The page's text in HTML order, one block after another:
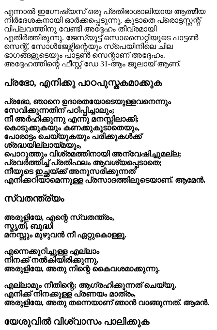
എന്നാൽ ഇഗ്നേഷ്യസ് ഒരു പ്രതിഭാശാലിയായ ആത്മീയ
നിര്‍ദേശകനായി ഓർക്കപ്പെടുന്നു, കൂടാതെ പ്രൊട്ടസ്റ്റന്റ്
വിപ്ലവത്തിനു വേണ്ടി അദ്ദേഹം തീവ്രമായി
എതിർത്തിരുന്നു. ജേസ്യൂട്ട് സൊസൈറ്റിയുടെ പാട്ടൺ
സെന്റ്, സോൾജേഴ്സിന്റെയും സ്പെയിനിലെ ചില
ഭാഗങ്ങളുടെയും പാട്ടൺ സെന്റാണ് അദ്ദേഹം.
അദ്ദേഹത്തിന്റെ ഫീസ്റ്റ് ഡേ 31-ആം ജൂലായ് ആണ്.
പ്രഭോ, എനിക്കു പാഠപുസ്തകമാക്കുക
പ്രഭോ, ഞാനെ ഉദാരതയോടെയുള്ളവനെന്നും
സേവിക്കുന്നതിന് പഠിപ്പിച്ചാലും;
നീ അർഹിക്കുന്നു എന്നു മനസ്സിലാക്കി;
കൊടുക്കുകയും കണക്കുകൂടാതെയും,
പോരാട്ടം ചെയ്യുകയും പരിക്കുകൾക്ക്
ശ്രദ്ധയില്ലായ്മയും,
പൊറുത്തും വിശ്രമത്തിനായി അന്വേഷിച്ചുമല്ല;
പ്രവർത്തിച്ച് പ്രതിഫലം ആവശ്യപ്പെടാതെ;
നീയുടെ ഇച്ഛയ്ക്ക് അനുസരിക്കുന്നത്
എനിക്കറിയാമെന്നുള്ള പ്രസാദത്തിലൂടെയാണ്. ആമേൻ.
സ്വതന്ത്ര്യം
അരുളിയേ, എന്റെ സ്വതന്ത്രം,
സ്മൃതി, ബുദ്ധി
മനസ്സും മുഴുവൻ നീ ഏറ്റുകൊള്ളൂ.
എന്നെക്കുറിച്ചുള്ള എല്ലാം
നിനക്ക് നൽകിയിരിക്കുന്നു,
അരുളിയേ, അതു നിന്റെ കൈവശമാക്കുന്നു.
എല്ലാമും നീതിന്റെ; ആഗ്രഹിക്കുന്നത് ചെയ്യൂ.
എനിക്ക് നിനക്കുള്ള പ്രണയം മാത്രം,
അരുളിയേ, അതു തന്നെയാണ് ഞാൻ വാങ്ങുന്നത്. ആമൻ.
യേശുവിൽ വിശ്വാസം പാലിക്കുക